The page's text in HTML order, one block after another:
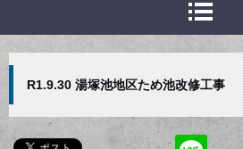
R1.9.30 湯塚池地区ため池改修工事